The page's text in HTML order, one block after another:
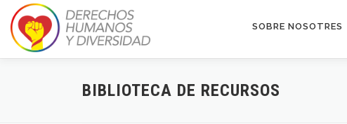
Saltar
contenido
SOBRE NOSOTRES
BIBLIOTECA DE RECURSOS